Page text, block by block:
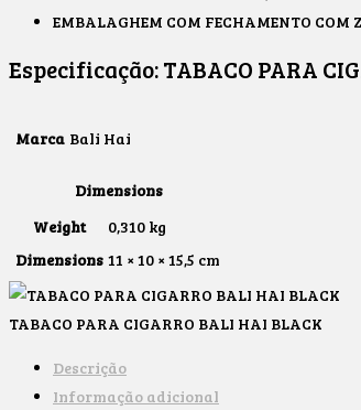
EMBALAGHEM COM FECHAMENTO
Especificação:TABACO PARA
Marca Bali Hai
Dimensions
Weight
0,310 kg
Dimensions 11 × 10 × 15,5 cm
TABACO PARA CIGARRO BALI HAI BLACK
Descrição
Informação adicional